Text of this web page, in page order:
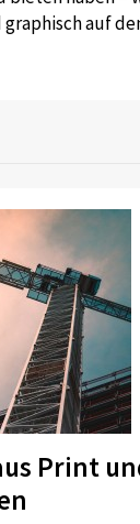
auf
Print